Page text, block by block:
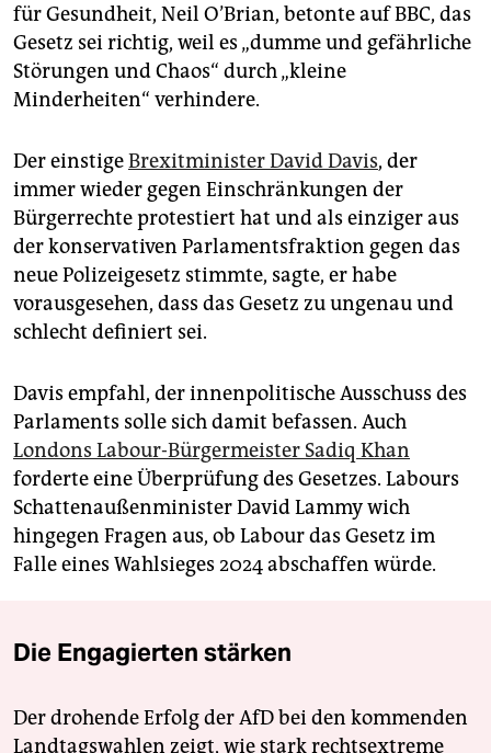
für Gesundheit, Neil O’Brian, betonte auf BBC, das
Gesetz sei richtig, weil es „dumme und gefährliche
Störungen und Chaos“ durch „kleine
Minderheiten“ verhindere.
Der einstigeBrexitminister David Davis, der
immer wieder gegen Einschränkungen der
Bürgerrechte protestiert hat und als einziger aus
der konservativen Parlamentsfraktion gegen das
neue Polizeigesetz stimmte, sagte, er habe
vorausgesehen, dass das Gesetz zu ungenau und
schlecht definiert sei.
Davis empfahl, der innenpolitische Ausschuss des
Parlaments solle sich damit befassen. Auch
Londons Labour-Bürgermeister Sadiq Khan
forderte eine Überprüfung des Gesetzes. Labours
Schattenaußenminister David Lammy wich
hingegen Fragen aus, ob Labour das Gesetz im
Falle eines Wahlsieges 2024 abschaffen würde.
Die Engagierten stärken
Der drohende Erfolg der AfD bei den kommenden
Landtagswahlen zeigt, wie stark rechtsextreme